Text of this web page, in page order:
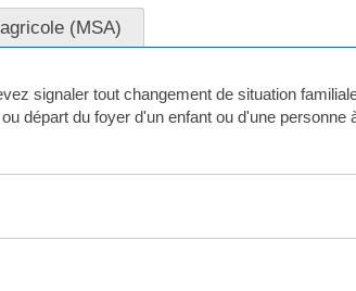
(MSA)
signaler tout changement de situation
départ du foyer d'un enfant ou d'une personne